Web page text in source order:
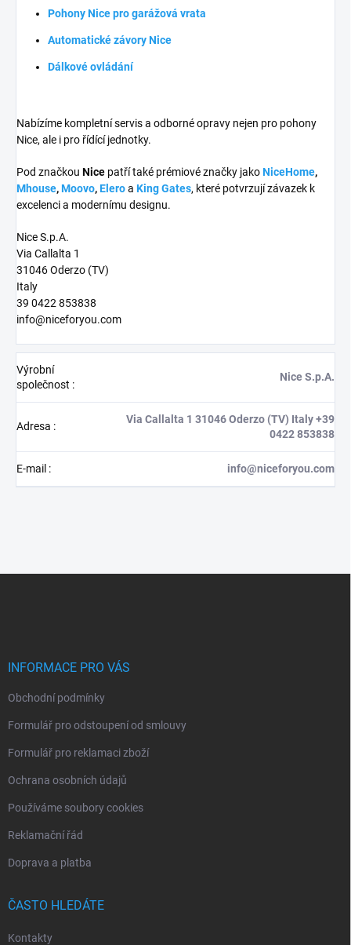
Pohony Nice pro garážová vrata
Automatické závory Nice
Dálkové ovládání
Nabízíme kompletní servis a odborné opravy nejen pro pohony
Nice, ale i pro řídící jednotky.
Pod značkou Nice patří také prémiové značky jakoNiceHome,
Mhouse,Moovo,Eleroa King Gates, které potvrzují závazek k
excelenci a modernímu designu.
Nice S.p.A.
Via Callalta 1
31046 Oderzo (TV)
Italy
39 0422 853838
info@niceforyou.com
Výrobní
společnost :
Nice S.p.A.
Adresa :
Via Callalta 1 31046 Oderzo (TV) Italy +39
0422 853838
E-mail : info@niceforyou.com
INFORMACE PRO VÁS
Obchodní podmínky
Formulář pro odstoupení od smlouvy
Formulář pro reklamaci zboží
Ochrana osobních údajů
Používáme soubory cookies
Reklamační řád
Doprava a platba
ČASTO HLEDÁTE
Kontakty